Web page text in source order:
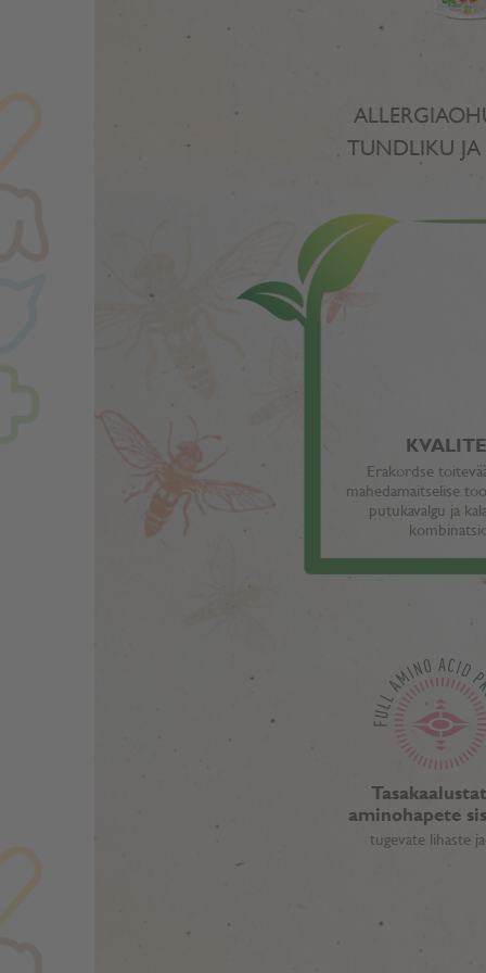
TUNDLIKU JA
Erakordse
mahedamaitselise
putukavalgu ja
aminohapete
tugevate lihaste